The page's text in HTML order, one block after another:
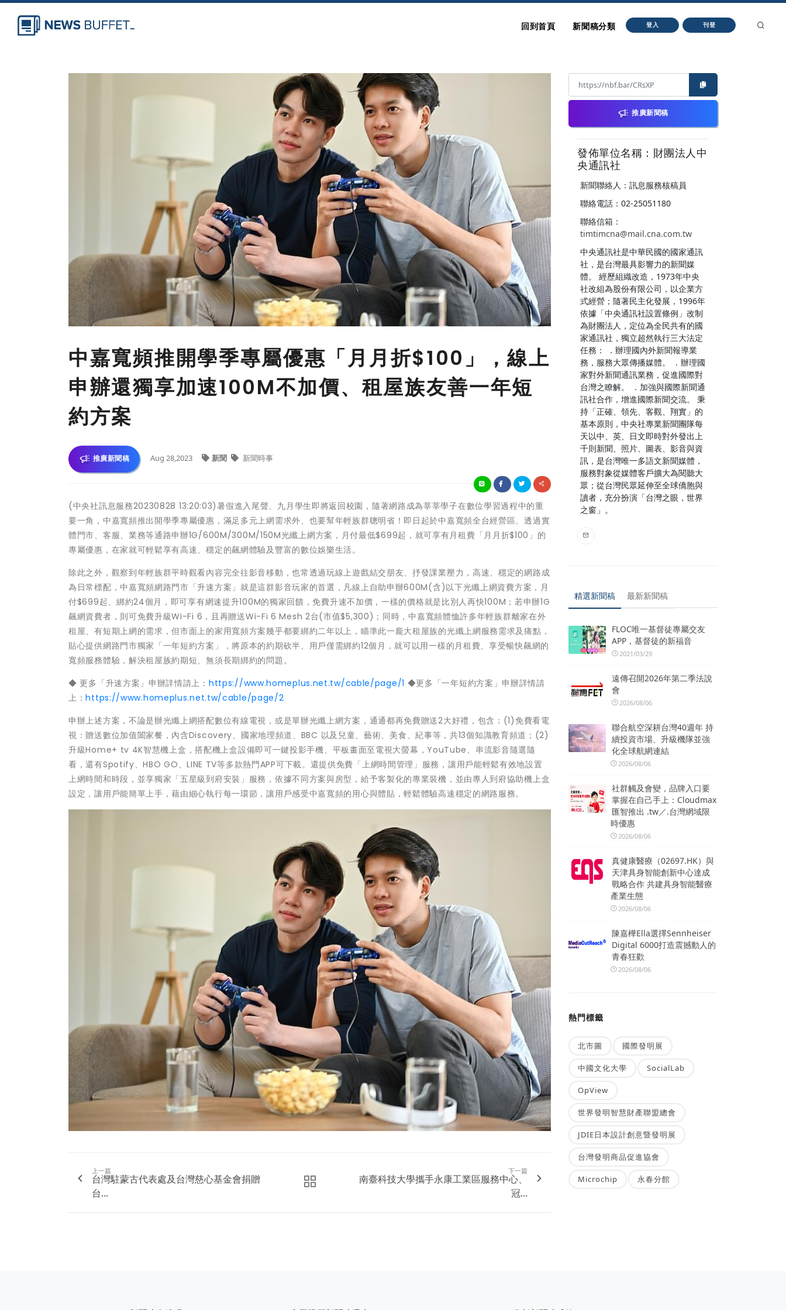
回到首頁 新聞稿分類 登入 刊登
中嘉寬頻推開學季專屬優惠「月月折$100」，線上
申辦還獨享加速100M不加價、租屋族友善一年短
約方案
推廣新聞稿 Aug 28,2023 新聞 新聞時事
(中央社訊息服務20230828 13:20:03)暑假進入尾聲、九月學生即將返回校園，隨著網路成為莘莘學子在數位學習過程中的重
要一角，中嘉寬頻推出開學季專屬優惠，滿足多元上網需求外、也要幫年輕族群聰明省！即日起於中嘉寬頻全台經營區、透過實
體門市、客服、業務等通路申辦1G/600M/300M/150M光纖上網方案，月付最低$699起，就可享有月租費「月月折$100」的
專屬優惠，在家就可輕鬆享有高速、穩定的飆網體驗及豐富的數位娛樂生活。
除此之外，觀察到年輕族群平時觀看內容完全往影音移動，也常透過玩線上遊戲結交朋友、抒發課業壓力，高速、穩定的網路成
為日常標配，中嘉寬頻網路門市「升速方案」就是這群影音玩家的首選，凡線上自助申辦600M(含)以下光纖上網資費方案，月
付$699起、綁約24個月，即可享有網速提升100M的獨家回饋，免費升速不加價，一樣的價格就是比別人再快100M；若申辦1G
飆網資費者，則可免費升級Wi-Fi 6，且再贈送Wi-Fi 6 Mesh 2台(市值$5,300)；同時，中嘉寬頻體恤許多年輕族群離家在外
租屋、有短期上網的需求，但市面上的家用寬頻方案幾乎都要綁約二年以上，瞄準此一龐大租屋族的光纖上網服務需求及痛點，
貼心提供網路門市獨家「一年短約方案」，將原本的約期砍半、用戶僅需綁約12個月，就可以用一樣的月租費、享受暢快飆網的
寬頻服務體驗，解決租屋族約期短、無須長期綁約的問題。
◆ 更多「升速方案」申辦詳情請上： https://www.homeplus.net.tw/cable/page/1 ◆更多「一年短約方案」申辦詳情請
上：https://www.homeplus.net.tw/cable/page/2
申辦上述方案，不論是辦光纖上網搭配數位有線電視，或是單辦光纖上網方案，通通都再免費贈送2大好禮，包含：(1)免費看電
視：贈送數位加值闔家餐，內含Discovery、國家地理頻道、BBC 以及兒童、藝術、美食、紀事等，共13個知識教育頻道；(2)
升級Home+ tv 4K智慧機上盒，搭配機上盒設備即可一鍵投影手機、平板畫面至電視大螢幕，YouTube、串流影音隨選隨
看，還有Spotify、HBO GO、LINE TV等多款熱門APP可下載。還提供免費「上網時間管理」服務，讓用戶能輕鬆有效地設置
上網時間和時段，並享獨家「五星級到府安裝」服務，依據不同方案與房型，給予客製化的專業裝機，並由專人到府協助機上盒
設定，讓用戶能簡單上手，藉由細心執行每一環節，讓用戶感受中嘉寬頻的用心與體貼，輕鬆體驗高速穩定的網路服務。
上一篇
台灣駐蒙古代表處及台灣慈心基金會捐贈
台...
下一篇
南臺科技大學攜手永康工業區服務中心、
冠...
推廣新聞稿
發佈單位名稱：財團法人中
央通訊社
新聞聯絡人：訊息服務核稿員
聯絡電話：02-25051180
聯絡信箱：
timtimcna@mail.cna.com.tw
中央通訊社是中華民國的國家通訊
社，是台灣最具影響力的新聞媒
體。 經歷組織改造，1973年中央
社改組為股份有限公司，以企業方
式經營；隨著民主化發展，1996年
依據「中央通訊社設置條例」改制
為財團法人，定位為全民共有的國
家通訊社，獨立超然執行三大法定
任務： ．辦理國內外新聞報導業
務，服務大眾傳播媒體。 ．辦理國
家對外新聞通訊業務，促進國際對
台灣之瞭解。 ．加強與國際新聞通
訊社合作，增進國際新聞交流。 秉
持「正確、領先、客觀、翔實」的
基本原則，中央社專業新聞團隊每
天以中、英、日文即時對外發出上
千則新聞、照片、圖表、影音與資
訊，是台灣唯一多語文新聞媒體，
服務對象從媒體客戶擴大為閱聽大
眾；從台灣民眾延伸至全球僑胞與
讀者，充分扮演「台灣之眼，世界
之窗」。
精選新聞稿 最新新聞稿
FLOC唯一基督徒專屬交友
APP，基督徒的新福音
2021/03/29
遠傳召開2026年第二季法說
會
2026/08/06
聯合航空深耕台灣40週年 持
續投資市場、升級機隊並強
化全球航網連結
2026/08/06
社群觸及會變，品牌入口要
掌握在自己手上：Cloudmax
匯智推出 .tw／.台灣網域限
時優惠
2026/08/06
真健康醫療（02697.HK）與
天津具身智能創新中心達成
戰略合作 共建具身智能醫療
產業生態
2026/08/06
陳嘉樺Ella選擇Sennheiser
Digital 6000打造震撼動人的
青春狂歡
2026/08/06
熱門標籤
北市圖 國際發明展
中國文化大學 SocialLab
OpView
世界發明智慧財產聯盟總會
JDIE日本設計創意暨發明展
台灣發明商品促進協會
Microchip 永春分館